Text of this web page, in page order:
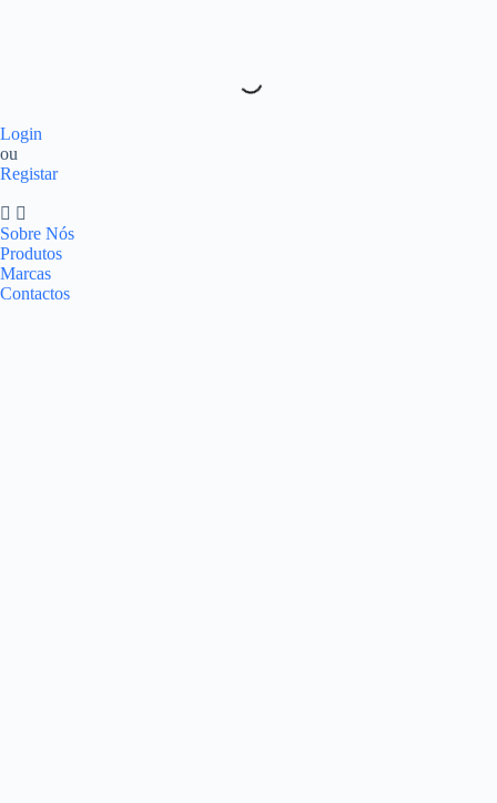
Login
ou
Registar
Sobre Nós
Produtos
Marcas
Contactos